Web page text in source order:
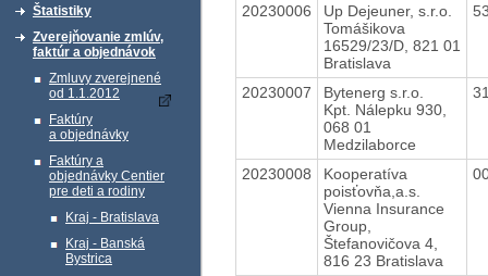
Štatistiky
Zverejňovanie zmlúv,
faktúr a objednávok
Zmluvy zverejnené
od 1.1.2012
Faktúry
a objednávky
Faktúry a
objednávky Centier
pre deti a rodiny
Kraj - Bratislava
Kraj - Banská
Bystrica
20230006
Up Dejeuner, s.r.o.
Tomášikova
16529/23/D, 821 01
Bratislava
20230007
Bytenerg s.r.o.
Kpt. Nálepku 930,
068 01
Medzilaborce
20230008
Kooperatíva
poisťovňa,a.s.
Vienna Insurance
Group,
Štefanovičova 4,
816 23 Bratislava